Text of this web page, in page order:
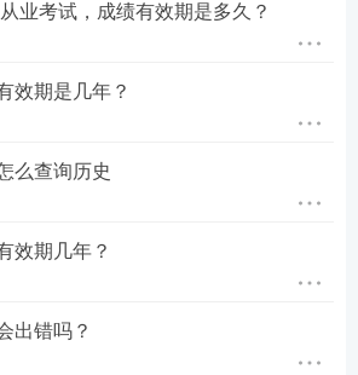
公布2025年3月证券从业人员考
大家想知道证券考题情况，可以
公布收集的真题答案，真题均来
老师将为您解答试题答案！
业考试，成绩有效期是多久？
效期是几年？
么查询历史
效期几年？
出错吗？